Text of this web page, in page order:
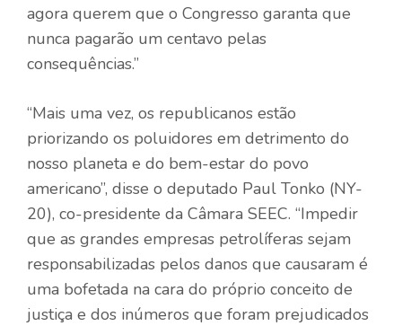
agora querem que o Congresso garanta que
nunca pagarão um centavo pelas
consequências.”
“Mais uma vez, os republicanos estão
priorizando os poluidores em detrimento do
nosso planeta e do bem-estar do povo
americano”, disse o deputado Paul Tonko (NY-
20), co-presidente da Câmara SEEC. “Impedir
que as grandes empresas petrolíferas sejam
responsabilizadas pelos danos que causaram é
uma bofetada na cara do próprio conceito de
justiça e dos inúmeros que foram prejudicados